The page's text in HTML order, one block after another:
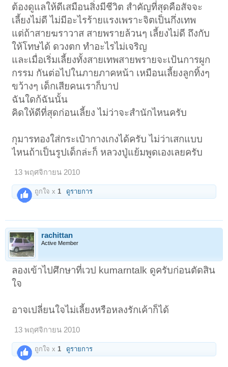
ต้องดูแลให้ดีเสมือนสิ่งมีชีวิต สำคัญที่สุดคือสัจจะ
เลี้ยงไม่ดี ไม่มีอะไรร้ายแรงเพราะจิตเป็นกึ่งเทพ
แต่ถ้าสายฆราวาส สายพรายล้วนๆ เลี้ยงไม่ดี ถึงกับ
ให้โทษได้ ดวงตก ทำอะไรไม่เจริญ
และเมื่อเริ่มเลี้ยงทั้งสายเทพสายพรายจะเป้นการผูก
กรรม กันต่อไปในภายภาคหน้า เหมือนเลี้ยงลูกทิ้งๆ
ขว้างๆ เด็กเสียคนเราก็บาป
ฉันใดก้ฉันนั้น
คิดให้ดีที่สุดก่อนเลี้ยง ไม่ว่าจะสำนักไหนครับ
กุมารทองใส่กระเป๋ากางเกงได้ครับ ไม่ว่าเสกแบบ
ไหนถ้าเป็นรูปเด็กล่ะก็ หลวงปู่แย้มพูดเองเลยครับ
13 พฤศจิกายน 2010
ถูกใจ x1 ดูรายการ
rachittan
Active Member
ลองเข้าไปศึกษาที่เวป kumarntalk ดูครับก่อนตัดสิน
ใจ
อาจเปลี่ยนใจไม่เลี้ยงหรือหลงรักเค้าก็ได้
13 พฤศจิกายน 2010
ถูกใจ x 1 ดูรายการ